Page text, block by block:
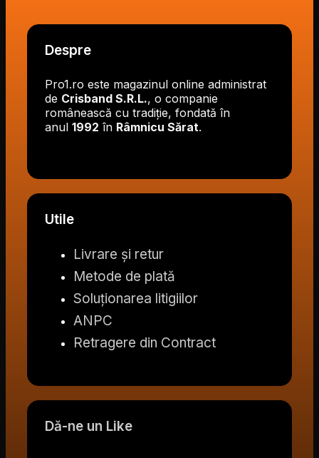
Despre
Pro1.ro este magazinul online administrat
de Crisband S.R.L., o companie
românească cu tradiție, fondată în
anul 1992 în Râmnicu Sărat.
Utile
Livrare și retur
Metode de plată
Soluționarea litigiilor
ANPC
Retragere din Contract
Dă-ne un Like